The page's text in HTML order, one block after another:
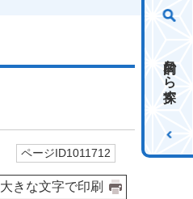
目的から探す
ページID1011712
大きな文字で印刷